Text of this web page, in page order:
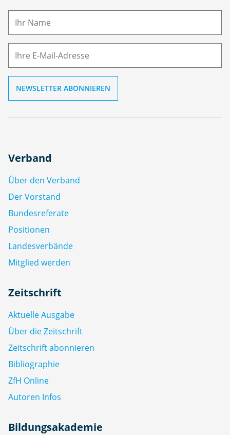
M
Verband
Über den Verband
Der Vorstand
Bundesreferate
Positionen
Landesverbände
Mitglied werden
Zeitschrift
Aktuelle Ausgabe
Über die Zeitschrift
Zeitschrift abonnieren
Bibliographie
ZfH Online
Autoren Infos
Bildungsakademie